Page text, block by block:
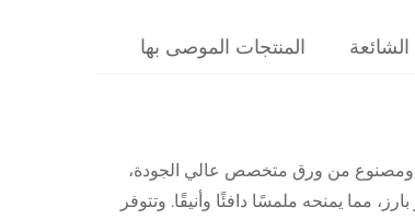
الشائعة المنتجات الموصى بها
ومصنوع من ورق متخصص عالي الجودة،
مما يمنحه ملمسًا دافئًا وأنيقًا. وتتوفر